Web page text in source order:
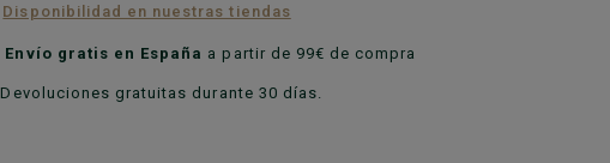
Disponibilidad en nuestras tiendas
Envío gratis en España a partir de 99€ de compra
Devoluciones gratuitas durante 30 días.